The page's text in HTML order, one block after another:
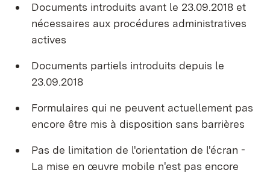
Documents introduits avant le 23.09.2018 et
nécessaires aux procédures administratives
actives
Documents partiels introduits depuis le
23.09.2018
Formulaires qui ne peuvent actuellement pas
encore être mis à disposition sans barrières
Pas de limitation de l'orientation de l'écran -
La mise en œuvre mobile n'est pas encore